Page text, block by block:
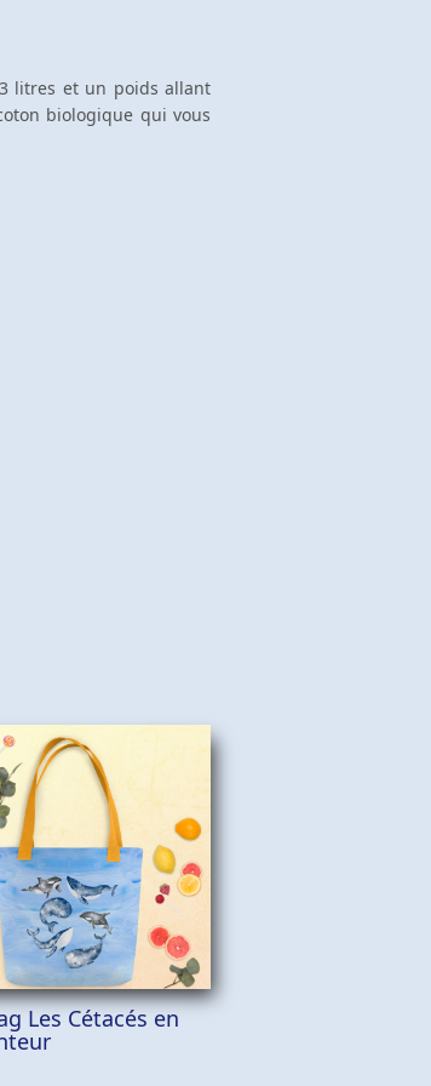
litres et un poids allant
biologique qui vous
CHOIX DES OPTIONS
Ce
Les Cétacés en